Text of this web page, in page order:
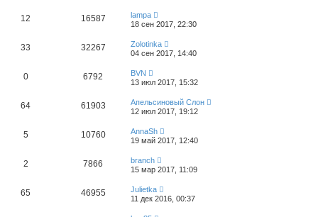
12 16587
lampa
18 сен 2017, 22:30
33 32267
Zolotinka
04 сен 2017, 14:40
0 6792
BVN
13 июл 2017, 15:32
64 61903
Апельсиновый Слон
12 июл 2017, 19:12
5 10760
AnnaSh
19 май 2017, 12:40
2 7866
branch
15 мар 2017, 11:09
65 46955
Julietka
11 дек 2016, 00:37